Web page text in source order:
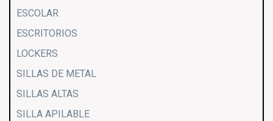
ESCOLAR
ESCRITORIOS
LOCKERS
SILLAS DE METAL
SILLAS ALTAS
SILLA APILABLE